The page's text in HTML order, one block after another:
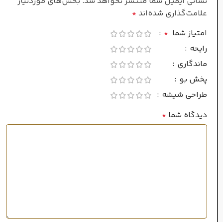
جنسیت
غلظت
ادو تویلت
فصل
پراکندگی
علامت‌گذاری شده‌اند *
امتیاز شما *
رایحه
ماندگاری
پخش بو
طراحی شیشه
دیدگاه شما *